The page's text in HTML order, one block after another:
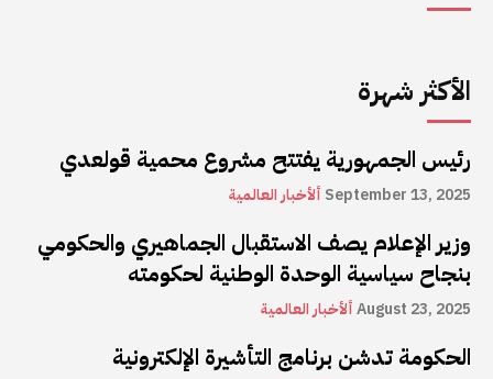
الأكثر شهرة
رئيس الجمهورية يفتتح مشروع محمية قولعدي
ألأخبار العالمية September 13, 2025
وزير الإعلام يصف الاستقبال الجماهيري والحكومي
بنجاح سياسية الوحدة الوطنية لحكومته
ألأخبار العالميةAugust 23, 2025
الحكومة تدشن برنامج التأشيرة الإلكترونية